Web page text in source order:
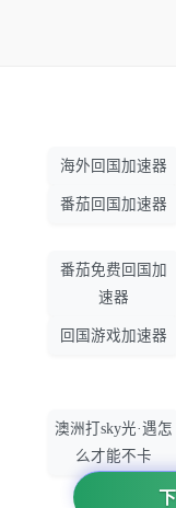
海外回国加速器
番茄回国加速器
番茄免费回国加
速器
回国游戏加速器
澳洲打sky光·遇怎
么才能不卡